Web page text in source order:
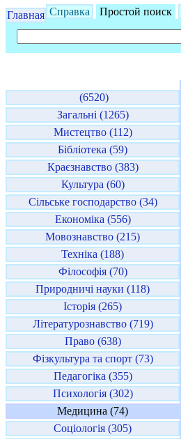
Главная Справка Простой поиск
(6520)
Загальні (1265)
Мистецтво (112)
Бібліотека (59)
Краєзнавство (383)
Культура (60)
Сільське господарство (34)
Економіка (556)
Мовознавство (215)
Техніка (188)
Філософія (70)
Природничі науки (118)
Історія (265)
Літературознавство (719)
Право (638)
Фізкультура та спорт (73)
Педагогіка (355)
Психологія (302)
Медицина (74)
Соціологія (305)